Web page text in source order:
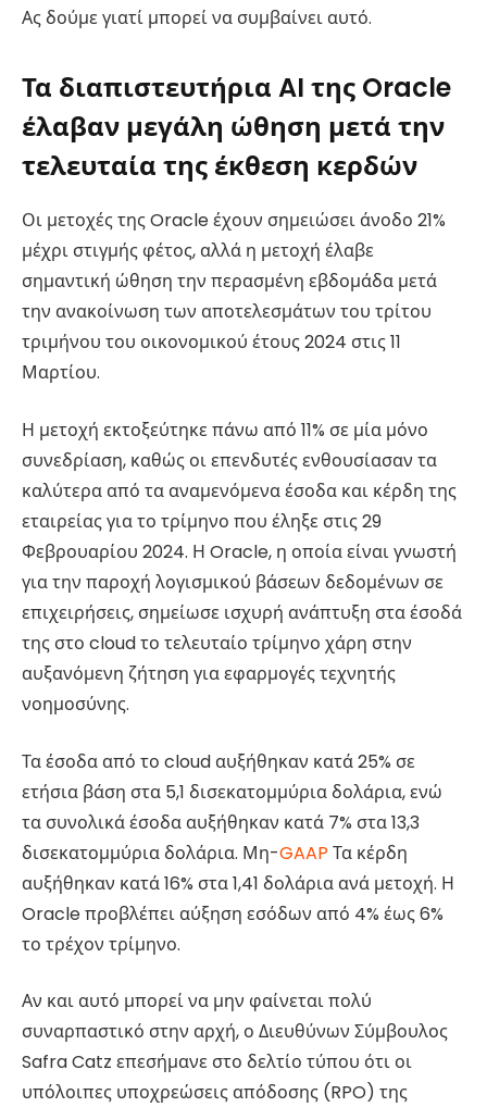
Ας δούμε γιατί μπορεί να συμβαίνει αυτό.
Τα διαπιστευτήρια AI της Oracle
έλαβαν μεγάλη ώθηση μετά την
τελευταία της έκθεση κερδών
Οι μετοχές της Oracle έχουν σημειώσει άνοδο 21%
μέχρι στιγμής φέτος, αλλά η μετοχή έλαβε
σημαντική ώθηση την περασμένη εβδομάδα μετά
την ανακοίνωση των αποτελεσμάτων του τρίτου
τριμήνου του οικονομικού έτους 2024 στις 11
Μαρτίου.
Η μετοχή εκτοξεύτηκε πάνω από 11% σε μία μόνο
συνεδρίαση, καθώς οι επενδυτές ενθουσίασαν τα
καλύτερα από τα αναμενόμενα έσοδα και κέρδη της
εταιρείας για το τρίμηνο που έληξε στις 29
Φεβρουαρίου 2024. Η Oracle, η οποία είναι γνωστή
για την παροχή λογισμικού βάσεων δεδομένων σε
επιχειρήσεις, σημείωσε ισχυρή ανάπτυξη στα έσοδά
της στο cloud το τελευταίο τρίμηνο χάρη στην
αυξανόμενη ζήτηση για εφαρμογές τεχνητής
νοημοσύνης.
Τα έσοδα από το cloud αυξήθηκαν κατά 25% σε
ετήσια βάση στα 5,1 δισεκατομμύρια δολάρια, ενώ
τα συνολικά έσοδα αυξήθηκαν κατά 7% στα 13,3
δισεκατομμύρια δολάρια. Μη-GAAP Τα κέρδη
αυξήθηκαν κατά 16% στα 1,41 δολάρια ανά μετοχή. Η
Oracle προβλέπει αύξηση εσόδων από 4% έως 6%
το τρέχον τρίμηνο.
Αν και αυτό μπορεί να μην φαίνεται πολύ
συναρπαστικό στην αρχή, ο Διευθύνων Σύμβουλος
Safra Catz επεσήμανε στο δελτίο τύπου ότι οι
υπόλοιπες υποχρεώσεις απόδοσης (RPO) της